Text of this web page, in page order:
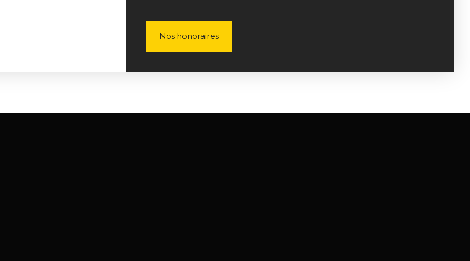
Nos honoraires